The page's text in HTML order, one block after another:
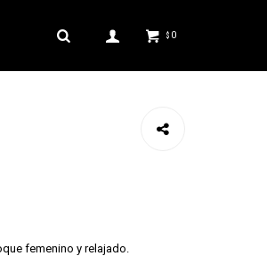
$ 0
femenino y relajado.